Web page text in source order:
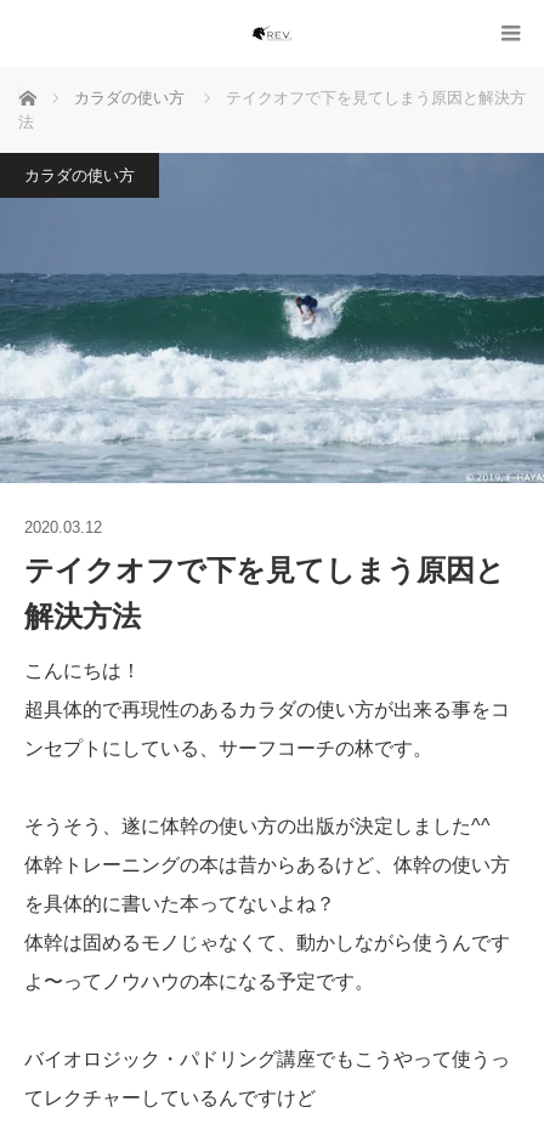
ホーム カラダの使い方
テイクオフで下を見てしまう原因と解決方
法
カラダの使い方
2020.03.12
テイクオフで下を見てしまう原因と
解決方法
こんにちは！
超具体的で再現性のあるカラダの使い方が出来る事をコ
ンセプトにしている、サーフコーチの林です。
そうそう、遂に体幹の使い方の出版が決定しました^^
体幹トレーニングの本は昔からあるけど、体幹の使い方
を具体的に書いた本ってないよね？
体幹は固めるモノじゃなくて、動かしながら使うんです
よ〜ってノウハウの本になる予定です。
バイオロジック・パドリング講座でもこうやって使うっ
てレクチャーしているんですけど